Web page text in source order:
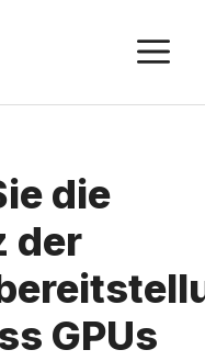
die
der
GPUs